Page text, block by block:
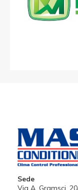
Sede
Via A. Gramsci,